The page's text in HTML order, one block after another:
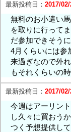
最新投稿日： 2017/02/
無料のお小遣い
を取りに行って
だ参加できそう
4月くらいには参
来過ぎなので外
もそれくらいの
最新投稿日： 2017/02/
今週はアーリン
し久々に買おう
つく予想提供し